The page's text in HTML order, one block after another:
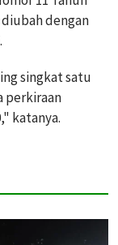
dengan
singkat satu
perkiraan
katanya.